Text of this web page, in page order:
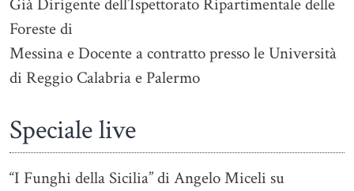
Già Dirigente dell’Ispettorato Ripartimentale delle
Foreste di
Messina e Docente a contratto presso le Università
di Reggio Calabria e Palermo
Speciale live
“I Funghi della Sicilia” di Angelo Miceli su